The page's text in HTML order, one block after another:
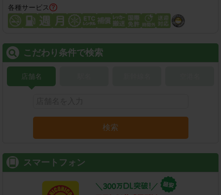
各種サービス
こだわり条件で検索
店舗名
検索
スマートフォン